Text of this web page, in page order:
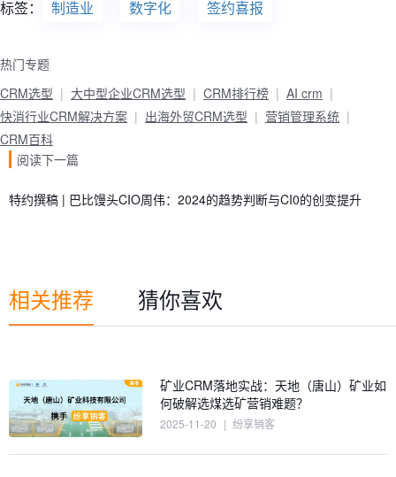
标签： 制造业 数字化 签约喜报
热门专题
CRM选型
大中型企业CRM选型 CRM排行榜
AI crm
快消行业CRM解决方案
出海外贸CRM选型
营销管理系统
CRM百科
阅读下一篇
特约撰稿 | 巴比馒头CIO周伟：2024的趋势判断与CI0的创变提升
相关推荐 猜你喜欢
矿业CRM落地实战：天地（唐山）矿业如
何破解选煤选矿营销难题？
2025-11-20 | 纷享销客